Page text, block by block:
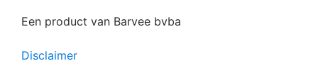
Een product van Barvee bvba
Disclaimer